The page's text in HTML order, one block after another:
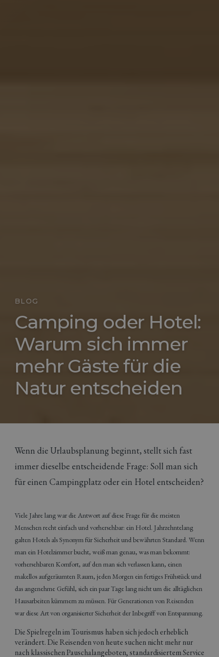
BLOG
Camping oder Hotel:
Warum sich immer
mehr Gäste für die
Natur entscheiden
Wenn die Urlaubsplanung beginnt, stellt sich fast
immer dieselbe entscheidende Frage: Soll man sich
für einen Campingplatz oder ein Hotel entscheiden?
Viele Jahre lang war die Antwort auf diese Frage für die meisten
Menschen recht einfach und vorhersehbar: ein Hotel. Jahrzehntelang
galten Hotels als Synonym für Sicherheit und bewährten Standard. Wenn
man ein Hotelzimmer bucht, weiß man genau, was man bekommt:
vorhersehbaren Komfort, auf den man sich verlassen kann, einen
makellos aufgeräumten Raum, jeden Morgen ein fertiges Frühstück und
das angenehme Gefühl, sich ein paar Tage lang nicht um die alltäglichen
Hausarbeiten kümmern zu müssen. Für Generationen von Reisenden
war diese Art von organisierter Sicherheit der Inbegriff von Entspannung.
Die Spielregeln im Tourismus haben sich jedoch erheblich
verändert. Die Reisenden von heute suchen nicht mehr nur
nach klassischen Pauschalangeboten, standardisiertem Service